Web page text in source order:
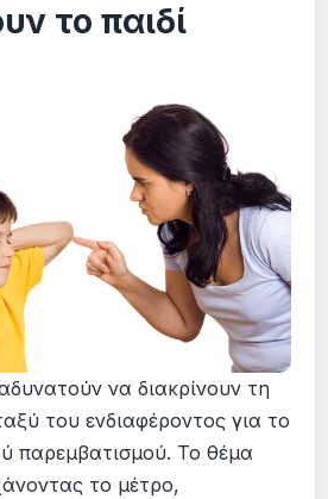
το παιδί
να διακρίνουν τη
του ενδιαφέροντος για το
παρεμβατισμού. Το θέμα
το μέτρο,